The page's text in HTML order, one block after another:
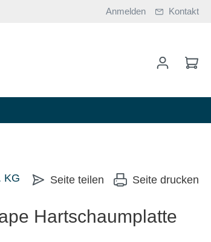
Anmelden Kontakt
KG Seite teilen Seite drucken
Hartschaumplatte